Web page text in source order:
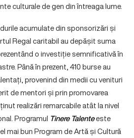
culturale de gen din întreaga lume.
acumulate din sponsorizări și
Regal caritabil au depășit suma
o investiție semnificativă în
Până în prezent, 410 burse au
provenind din medii cu venituri
de mentori și prin promovarea
realizări remarcabile atât la nivel
Programul Tinere Talenteeste
mai bun Program de Artă și Cultură